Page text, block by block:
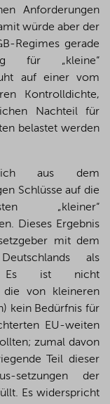
Anforderungen
würde aber der
Regimes gerade
für „kleine“
auf einer vom
Kontrolldichte,
Nachteil für
belastet werden
aus dem
Schlüsse auf die
„kleiner“
Dieses Ergebnis
mit dem
als
Es ist nicht
die von kleineren
kein Bedürfnis für
EU-weiten
zumal davon
Teil dieser
setzungen der
Es widerspricht